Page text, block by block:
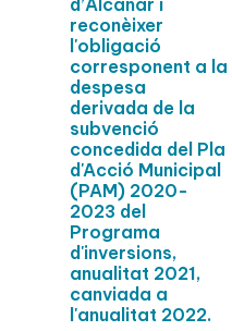
d’Alcanar i
reconèixer
l'obligació
corresponent a la
despesa
derivada de la
subvenció
concedida del Pla
d'Acció Municipal
(PAM) 2020-
2023 del
Programa
d'inversions,
anualitat 2021,
canviada a
l'anualitat 2022.